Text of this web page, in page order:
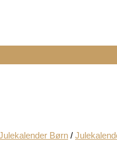
Børn /